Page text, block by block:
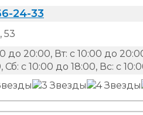
24-33
53
до 20:00, Вт: с 10:00 до
с 10:00 до 18:00, Вс: с